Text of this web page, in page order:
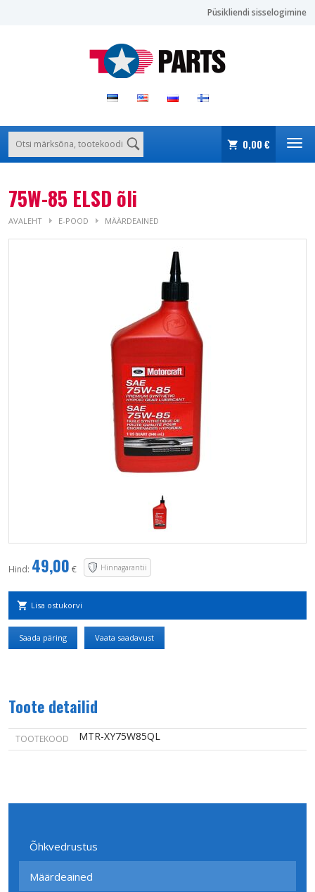
Püsikliendi sisselogimine
0,00 €
75W-85 ELSD õli
AVALEHT E-POOD MÄÄRDEAINED
Hind: 49,00 € Hinnagarantii
Lisa ostukorvi
Saada päring Vaata saadavust
Toote detailid
TOOTEKOOD MTR-XY75W85QL
Õhkvedrustus
Määrdeained